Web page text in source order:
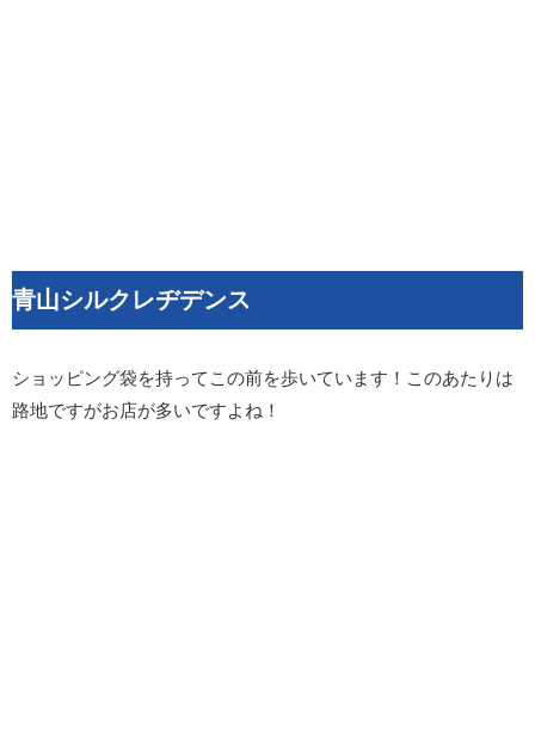
青山シルクレヂデンス
ショッピング袋を持ってこの前を歩いています！このあたりは
路地ですがお店が多いですよね！